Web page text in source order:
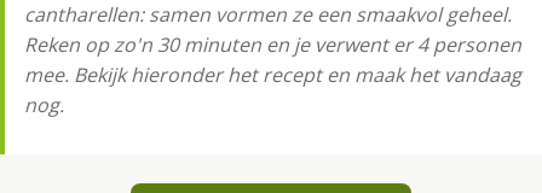
cantharellen: samen vormen ze een smaakvol geheel.
Reken op zo'n 30 minuten en je verwent er 4 personen
mee. Bekijk hieronder het recept en maak het vandaag
nog.